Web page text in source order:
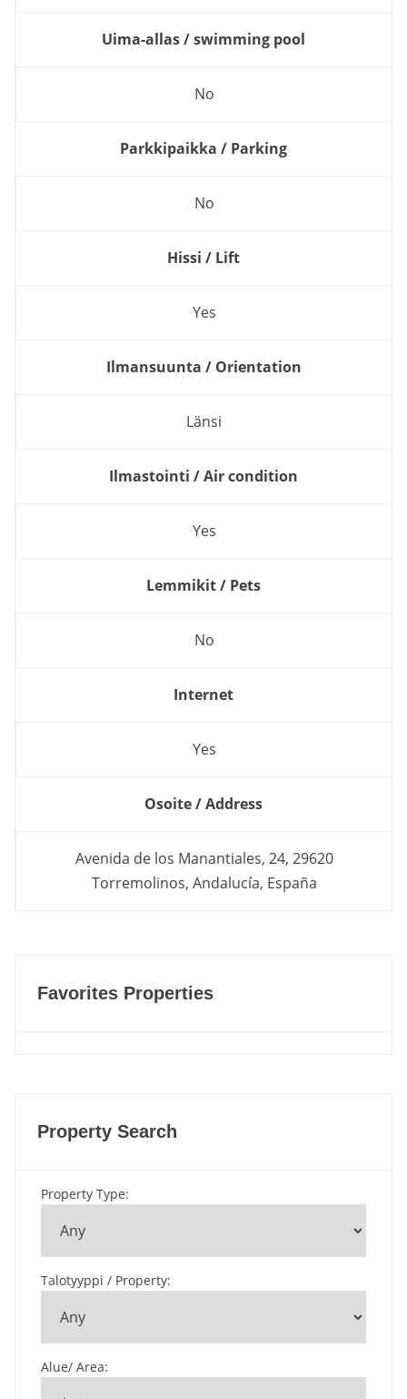
Uima-allas / swimming pool
No
Parkkipaikka / Parking
No
Hissi / Lift
Yes
Ilmansuunta / Orientation
Länsi
Ilmastointi / Air condition
Yes
Lemmikit / Pets
No
Internet
Yes
Osoite / Address
Avenida de los Manantiales, 24, 29620
Torremolinos, Andalucía, España
Favorites Properties
Property Search
Property Type:
Talotyyppi / Property:
Alue/ Area: